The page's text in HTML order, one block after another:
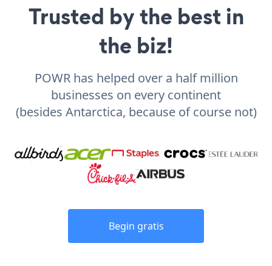
Trusted by the best in
the biz!
POWR has helped over a half million
businesses on every continent
(besides Antarctica, because of course not)
Begin gratis